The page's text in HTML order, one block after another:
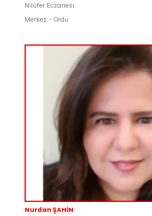
Nilüfer Eczanesi
Merkez - Ordu
Nurdan ŞAHİN